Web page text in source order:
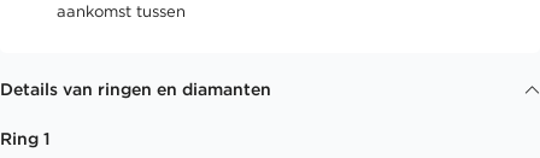
aankomst tussen
Details van ringen en diamanten
Ring 1